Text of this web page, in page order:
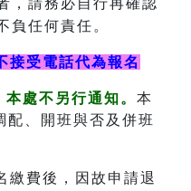
，請務必自行再確認
負任何責任。
受電話代為報名
處不另行通知。 本
配、開班與否及併班
繳費後，因故申請退